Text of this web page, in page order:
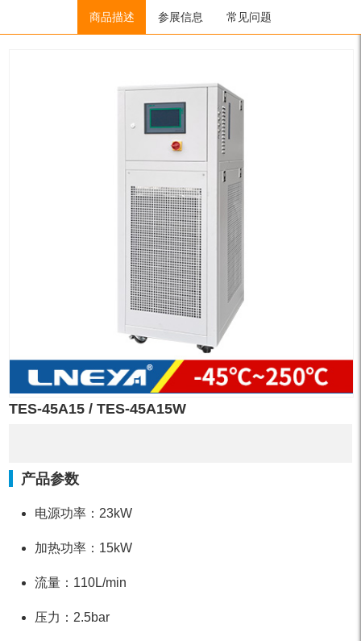
制冷加热控温系统 TES系列/ TES-45A15 / TES-45A15W
TES-45A15 / TES-45A15W
产品参数
电源功率：23kW
加热功率：15kW
流量：110L/min
压力：2.5bar
商品描述 参展信息 常见问题